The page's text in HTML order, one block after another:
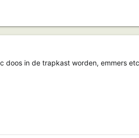
in de trapkast worden, emmers